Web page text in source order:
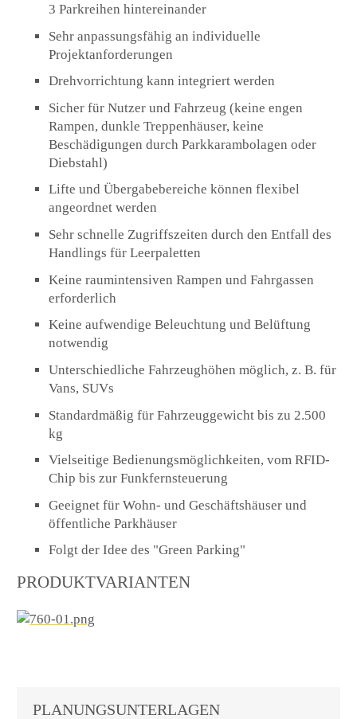
3 Parkreihen hintereinander
Sehr anpassungsfähig an individuelle
Projektanforderungen
Drehvorrichtung kann integriert werden
Sicher für Nutzer und Fahrzeug (keine engen
Rampen, dunkle Treppenhäuser, keine
Beschädigungen durch Parkkarambolagen oder
Diebstahl)
Lifte und Übergabebereiche können flexibel
angeordnet werden
Sehr schnelle Zugriffszeiten durch den Entfall des
Handlings für Leerpaletten
Keine raumintensiven Rampen und Fahrgassen
erforderlich
Keine aufwendige Beleuchtung und Belüftung
notwendig
Unterschiedliche Fahrzeughöhen möglich, z. B. für
Vans, SUVs
Standardmäßig für Fahrzeuggewicht bis zu 2.500
kg
Vielseitige Bedienungsmöglichkeiten, vom RFID-
Chip bis zur Funkfernsteuerung
Geeignet für Wohn- und Geschäftshäuser und
öffentliche Parkhäuser
Folgt der Idee des "Green Parking"
PRODUKTVARIANTEN
PLANUNGSUNTERLAGEN